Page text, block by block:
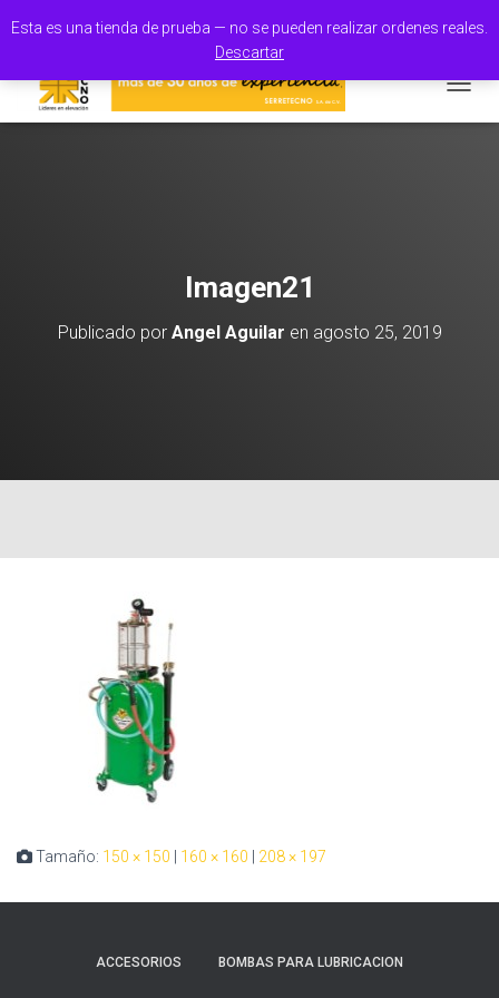
Esta es una tienda de prueba — no se pueden realizar ordenes reales.
Descartar
100% Orgullo Mexicano
Imagen21
Publicado por Angel Aguilar en agosto 25, 2019
Tamaño: 150 × 150 160 × 160 208 × 197
ACCESORIOS BOMBAS PARA LUBRICACION